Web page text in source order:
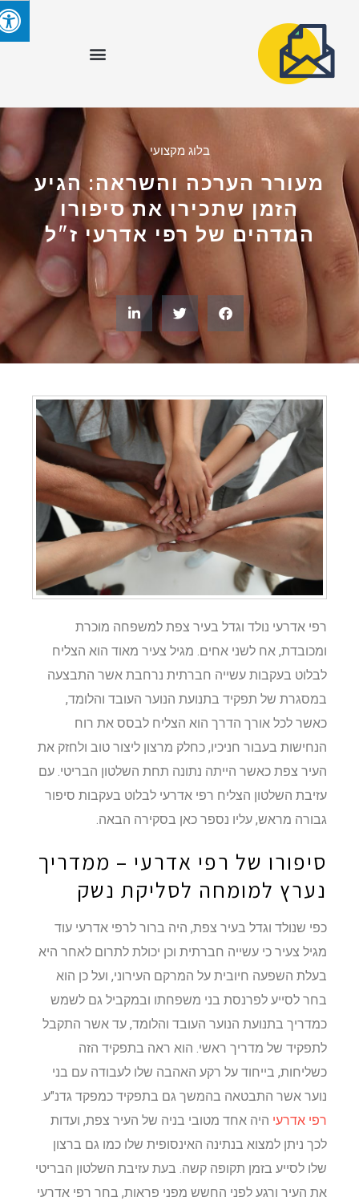
בלוג מקצועי
מעורר הערכה והשראה: הגיע
הזמן שתכירו את סיפורו
המדהים של רפי אדרעי ז"ל
רפי אדרעי נולד וגדל בעיר צפת למשפחה מוכרת
ומכובדת, אח לשני אחים. מגיל צעיר מאוד הוא הצליח
לבלוט בעקבות עשייה חברתית נרחבת אשר התבצעה
במסגרת של תפקיד בתנועת הנוער העובד והלומד,
כאשר לכל אורך הדרך הוא הצליח לבסס את רוח
הנחישות בעבור חניכיו, כחלק מרצון ליצור טוב ולחזק את
העיר צפת כאשר הייתה נתונה תחת השלטון הבריטי. עם
עזיבת השלטון הצליח רפי אדרעי לבלוט בעקבות סיפור
גבורה מראש, עליו נספר כאן בסקירה הבאה.
סיפורו של רפי אדרעי – ממדריך
נערץ למומחה לסליקת נשק
כפי שנולד וגדל בעיר צפת, היה ברור לרפי אדרעי עוד
מגיל צעיר כי עשייה חברתית וכן יכולת לתרום לאחר היא
בעלת השפעה חיובית על המרקם העירוני, ועל כן הוא
בחר לסייע לפרנסת בני משפחתו ובמקביל גם לשמש
כמדריך בתנועת הנוער העובד והלומד, עד אשר התקבל
לתפקיד של מדריך ראשי. הוא ראה בתפקיד הזה
כשליחות, בייחוד על רקע האהבה שלו לעבודה עם בני
נוער אשר התבטאה בהמשך גם בתפקיד כמפקד גדנ"ע.
רפי אדרעיהיה אחד מטובי בניה של העיר צפת, ועדות
לכך ניתן למצוא בנתינה האינסופית שלו כמו גם ברצון
שלו לסייע בזמן תקופה קשה. בעת עזיבת השלטון הבריטי
את העיר ורגע לפני החשש מפני פראות, בחר רפי אדרעי